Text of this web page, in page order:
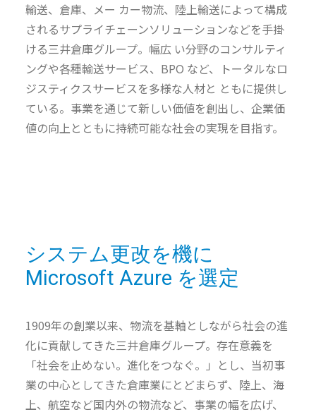
輸送、倉庫、メー カー物流、陸上輸送によって構成
されるサプライチェーンソリューションなどを手掛
ける三井倉庫グループ。幅広 い分野のコンサルティ
ングや各種輸送サービス、BPO など、トータルなロ
ジスティクスサービスを多様な人材と ともに提供し
ている。事業を通じて新しい価値を創出し、企業価
値の向上とともに持続可能な社会の実現を目指す。
システム更改を機に
Microsoft Azure を選定
1909年の創業以来、物流を基軸としながら社会の進
化に貢献してきた三井倉庫グループ。存在意義を
「社会を止めない。進化をつなぐ。」とし、当初事
業の中心としてきた倉庫業にとどまらず、陸上、海
上、航空など国内外の物流など、事業の幅を広げ、